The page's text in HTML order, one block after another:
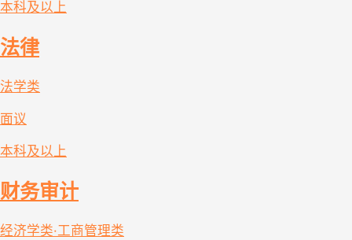
本科及以上
法律
法学类
面议
本科及以上
财务审计
经济学类·工商管理类